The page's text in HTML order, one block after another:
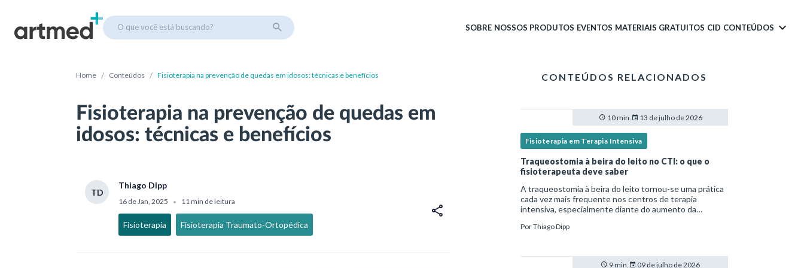
O que você está buscando? SOBRE NOSSOS PRODUTOS EVENTOS MATERIAIS GRATUITOS CID CONTEÚDOS
Home / Conteúdos / Fisioterapia na prevenção de quedas em idosos: técnicas e benefícios
Fisioterapia na prevenção de quedas em
idosos: técnicas e benefícios
TD
Thiago Dipp
16 de Jan, 2025 • 11 min de leitura
Fisioterapia Fisioterapia Traumato-Ortopédica
CONTEÚDOS RELACIONADOS
10 min. 13 de julho de 2026
Fisioterapia em Terapia Intensiva
Traqueostomia à beira do leito no CTI: o que o
fisioterapeuta deve saber
A traqueostomia à beira do leito tornou-se uma prática
cada vez mais frequente nos centros de terapia
intensiva, especialmente diante do aumento da
de ventilação mecânica prolongada.Nesse cenário,
PorThiago Dipp
9 min. 09 de julho de 2026